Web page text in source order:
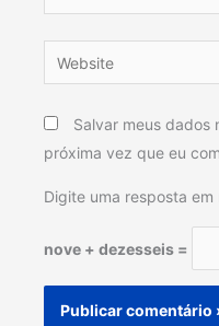
Website
Salvar meus dados
próxima vez que eu
Digite uma resposta em
nove + dezesseis =